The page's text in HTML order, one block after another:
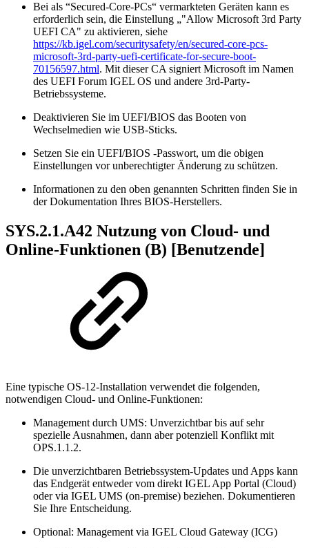
Bei als “Secured-Core-PCs“ vermarkteten Geräten kann es
erforderlich sein, die Einstellung „"Allow Microsoft 3rd Party
UEFI CA" zu aktivieren, siehe
https://kb.igel.com/securitysafety/en/secured-core-pcs-
microsoft-3rd-party-uefi-certificate-for-secure-boot-
70156597.html. Mit dieser CA signiert Microsoft im Namen
des UEFI Forum IGEL OS und andere 3rd-Party-
Betriebssysteme.
Deaktivieren Sie im UEFI/BIOS das Booten von
Wechselmedien wie USB-Sticks.
Setzen Sie ein UEFI/BIOS -Passwort, um die obigen
Einstellungen vor unberechtigter Änderung zu schützen.
Informationen zu den oben genannten Schritten finden Sie in
der Dokumentation Ihres BIOS-Herstellers.
SYS.2.1.A42 Nutzung von Cloud- und
Online-Funktionen (B) [Benutzende]
Eine typische OS-12-Installation verwendet die folgenden,
notwendigen Cloud- und Online-Funktionen:
Management durch UMS: Unverzichtbar bis auf sehr
spezielle Ausnahmen, dann aber potenziell Konflikt mit
OPS.1.1.2.
Die unverzichtbaren Betriebssystem-Updates und Apps kann
das Endgerät entweder vom direkt IGEL App Portal (Cloud)
oder via IGEL UMS (on-premise) beziehen. Dokumentieren
Sie Ihre Entscheidung.
Optional: Management via IGEL Cloud Gateway (ICG)